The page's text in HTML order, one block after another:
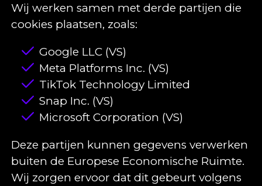
Wij werken samen met derde partijen die
cookies plaatsen, zoals:
Google LLC (VS)
Meta Platforms Inc. (VS)
TikTok Technology Limited
Snap Inc. (VS)
Microsoft Corporation (VS)
Deze partijen kunnen gegevens verwerken
buiten de Europese Economische Ruimte.
Wij zorgen ervoor dat dit gebeurt volgens